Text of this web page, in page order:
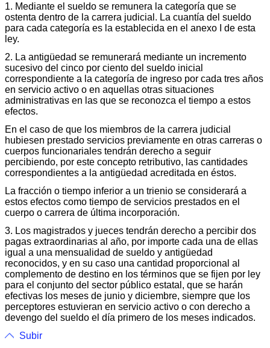
1. Mediante el sueldo se remunera la categoría que se
ostenta dentro de la carrera judicial. La cuantía del sueldo
para cada categoría es la establecida en el anexo I de esta
ley.
2. La antigüedad se remunerará mediante un incremento
sucesivo del cinco por ciento del sueldo inicial
correspondiente a la categoría de ingreso por cada tres años
en servicio activo o en aquellas otras situaciones
administrativas en las que se reconozca el tiempo a estos
efectos.
En el caso de que los miembros de la carrera judicial
hubiesen prestado servicios previamente en otras carreras o
cuerpos funcionariales tendrán derecho a seguir
percibiendo, por este concepto retributivo, las cantidades
correspondientes a la antigüedad acreditada en éstos.
La fracción o tiempo inferior a un trienio se considerará a
estos efectos como tiempo de servicios prestados en el
cuerpo o carrera de última incorporación.
3. Los magistrados y jueces tendrán derecho a percibir dos
pagas extraordinarias al año, por importe cada una de ellas
igual a una mensualidad de sueldo y antigüedad
reconocidos, y en su caso una cantidad proporcional al
complemento de destino en los términos que se fijen por ley
para el conjunto del sector público estatal, que se harán
efectivas los meses de junio y diciembre, siempre que los
perceptores estuvieran en servicio activo o con derecho a
devengo del sueldo el día primero de los meses indicados.
Subir